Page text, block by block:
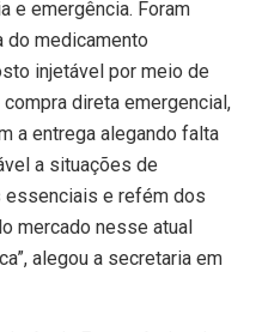
e emergência. Foram
do medicamento
injetável por meio de
direta emergencial,
a entrega alegando falta
a situações de
e refém dos
mercado nesse atual
alegou a secretaria em